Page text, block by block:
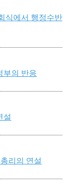
식에서 행정수반
부의 반응
설
리의 연설